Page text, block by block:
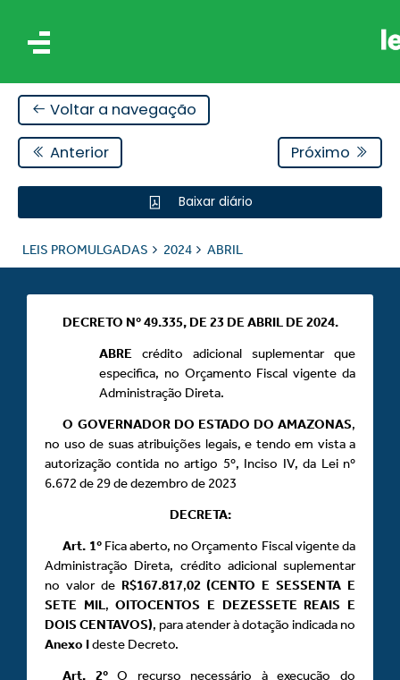
Voltar a navegação
Anterior Próximo
Baixar diário
LEIS PROMULGADAS 2024 ABRIL
DECRETO Nº 49.335, DE 23 DE ABRIL DE 2024.
ABRE crédito adicional suplementar que
especifica, no Orçamento Fiscal vigente da
Administração Direta.
O GOVERNADOR DO ESTADO DO AMAZONAS,
no uso de suas atribuições legais, e tendo em vista a
autorização contida no artigo 5º, Inciso IV, da Lei nº
6.672 de 29 de dezembro de 2023
DECRETA:
Art. 1ºFica aberto, no Orçamento Fiscal vigente da
Administração Direta, crédito adicional suplementar
no valor de R$167.817,02 (CENTO E SESSENTA E
SETE MIL,OITOCENTOS E DEZESSETE REAIS E
DOIS CENTAVOS), para atender à dotação indicada no
Anexo Ideste Decreto.
Art.
2ºO recurso necessário à execução do